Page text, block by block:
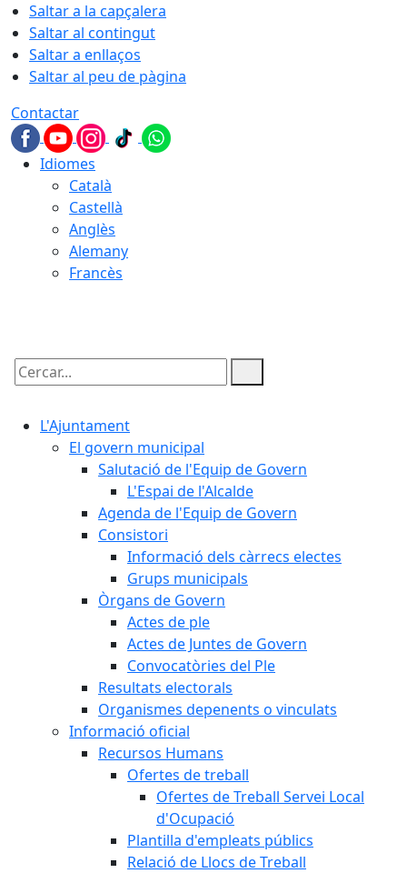
Saltar a la capçalera
Saltar al contingut
Saltar a enllaços
Saltar al peu de pàgina
Contactar
Idiomes
Català
Castellà
Anglès
Alemany
Francès
Cercar:
L'Ajuntament
El govern municipal
Salutació de l'Equip de Govern
L'Espai de l'Alcalde
Agenda de l'Equip de Govern
Consistori
Informació dels càrrecs electes
Grups municipals
Òrgans de Govern
Actes de ple
Actes de Juntes de Govern
Convocatòries del Ple
Resultats electorals
Organismes depenents o vinculats
Informació oficial
Recursos Humans
Ofertes de treball
Ofertes de Treball Servei Local
d'Ocupació
Plantilla d'empleats públics
Relació de Llocs de Treball